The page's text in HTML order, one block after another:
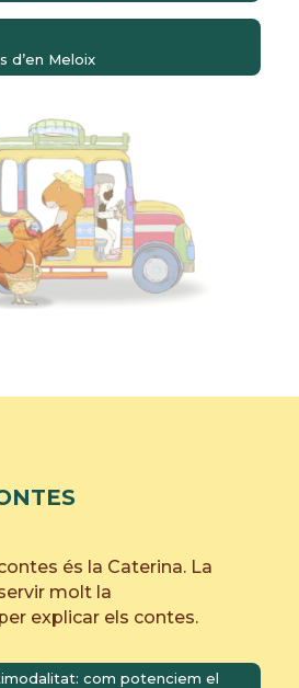
d’en Meloix
és la Caterina. La
molt la
explicar els contes.
com potenciem el